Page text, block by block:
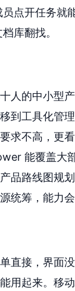
点开任务就
库翻找。
人的中小型
到工具化管
求不高，更
能覆盖大
品路线图规
统筹，能力会
直接，界面
用起来。移